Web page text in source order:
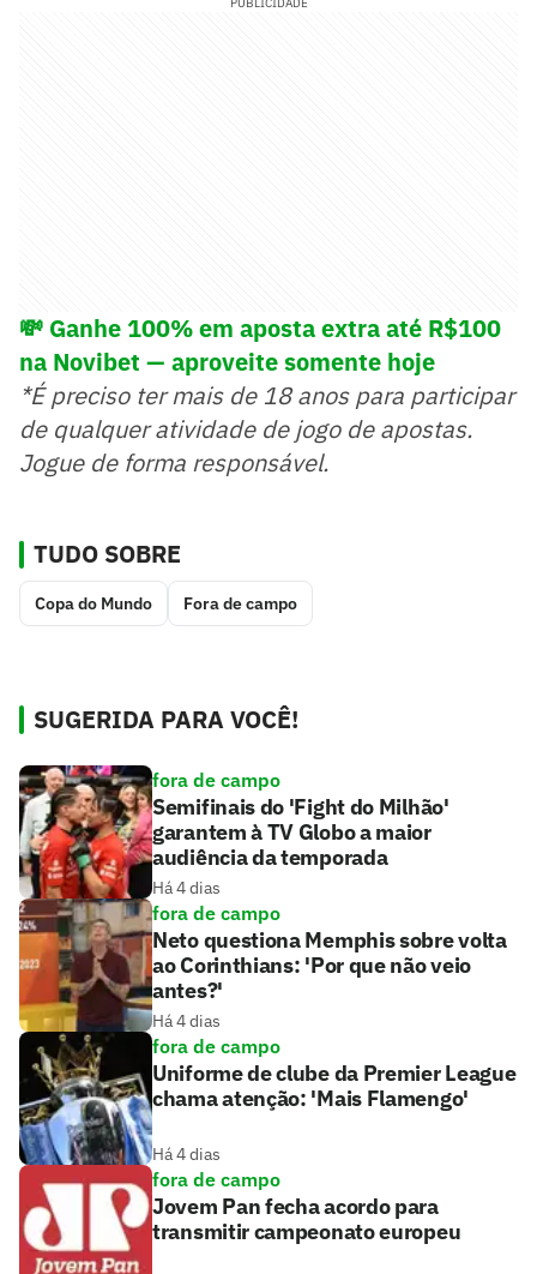
💸 Ganhe 100% em aposta extra até R$100
na Novibet — aproveite somente hoje
*É preciso ter mais de 18 anos para participar
de qualquer atividade de jogo de apostas.
Jogue de forma responsável.
TUDO SOBRE
Copa do Mundo Fora de campo
SUGERIDA PARA VOCÊ!
fora de campo
Semifinais do 'Fight do Milhão'
garantem à TV Globo a maior
audiência da temporada
Há 4 dias
fora de campo
Neto questiona Memphis sobre volta
ao Corinthians: 'Por que não veio
antes?'
Há 4 dias
fora de campo
Uniforme de clube da Premier League
chama atenção: 'Mais Flamengo'
Há 4 dias
fora de campo
Jovem Pan fecha acordo para
transmitir campeonato europeu